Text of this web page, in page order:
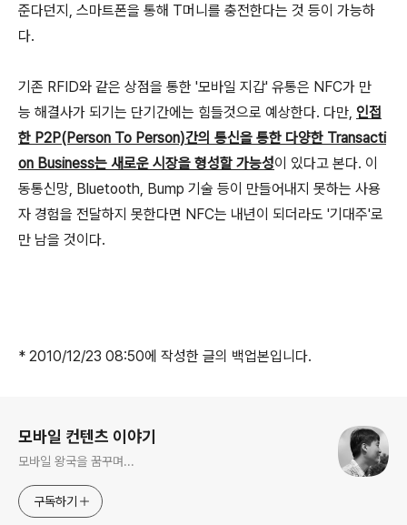
준다던지, 스마트폰을 통해 T머니를 충전한다는 것 등이 가능하
다.
기존 RFID와 같은 상점을 통한 '모바일 지갑' 유통은 NFC가 만
능 해결사가 되기는 단기간에는 힘들것으로 예상한다. 다만, 인접
한 P2P(Person To Person)간의 통신을 통한 다양한 Transacti
on Business는 새로운 시장을 형성할 가능성이 있다고 본다. 이
동통신망, Bluetooth, Bump 기술 등이 만들어내지 못하는 사용
자 경험을 전달하지 못한다면 NFC는 내년이 되더라도 '기대주'로
만 남을 것이다.
* 2010/12/23 08:50에 작성한 글의 백업본입니다.
모바일 컨텐츠 이야기
모바일 왕국을 꿈꾸며...
구독하기